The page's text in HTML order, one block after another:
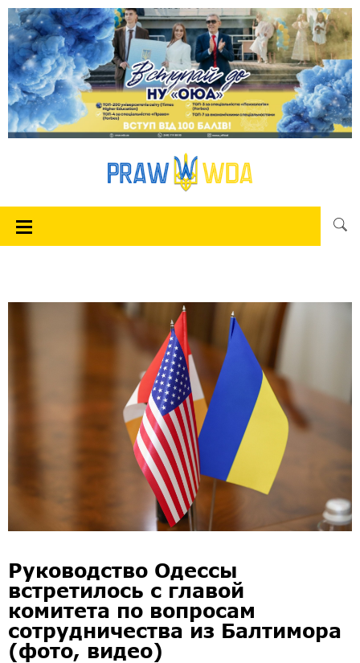
Руководство Одессы
встретилось с главой
комитета по вопросам
сотрудничества из Балтимора
(фото, видео)